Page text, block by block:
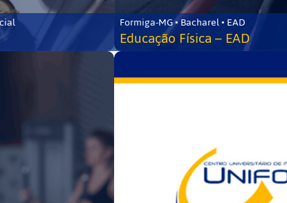
Formiga-MG • Bacharel • EAD
Educação Física – EAD